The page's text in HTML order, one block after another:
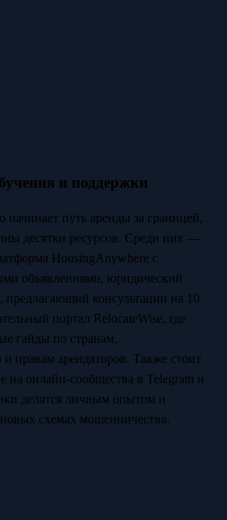
и поддержки
начинает путь аренды за границей,
десятки ресурсов. Среди них —
HousingAnywhere с
объявлениями, юридический
предлагающий консультации на 10
портал RelocateWise, где
гайды по странам,
правам арендаторов. Также стоит
на онлайн-сообщества в Telegram и
делятся личным опытом и
схемах мошенничества.